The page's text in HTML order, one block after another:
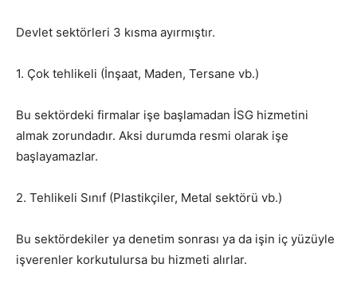
Devlet sektörleri 3 kısma ayırmıştır.
1. Çok tehlikeli (İnşaat, Maden, Tersane vb.)
Bu sektördeki firmalar işe başlamadan İSG hizmetini
almak zorundadır. Aksi durumda resmi olarak işe
başlayamazlar.
2. Tehlikeli Sınıf (Plastikçiler, Metal sektörü vb.)
Bu sektördekiler ya denetim sonrası ya da işin iç yüzüyle
işverenler korkutulursa bu hizmeti alırlar.